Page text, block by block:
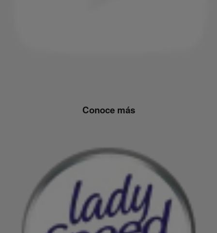
Conoce más